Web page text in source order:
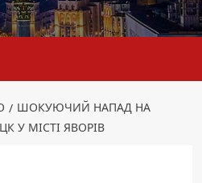
ШОКУЮЧИЙ НАПАД НА
У МІСТІ ЯВОРІВ